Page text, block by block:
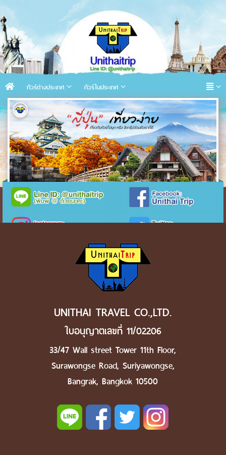
ทัวร์ต่างประเทศ ทัวร์ในประเทศ
UNITHAI TRAVEL CO.,LTD.
ใบอนุญาตเลขที่ 11/02206
33/47 Wall street Tower 11th Floor,
Surawongse Road, Suriyawongse,
Bangrak, Bangkok 10500